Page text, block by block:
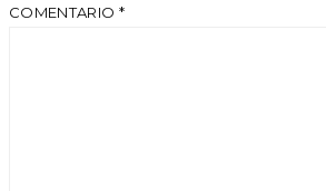
COMENTARIO *